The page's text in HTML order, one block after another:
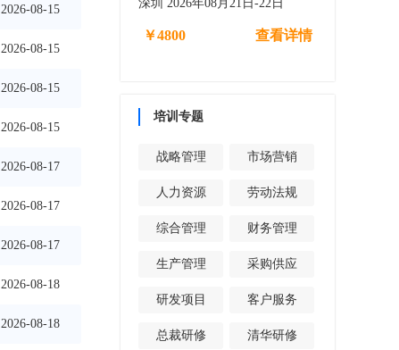
2026-08-15
2026-08-15
2026-08-15
2026-08-15
2026-08-17
2026-08-17
2026-08-17
2026-08-18
2026-08-18
深圳 2026年08月21日-22日
￥4800 查看详情
培训专题
战略管理 市场营销
人力资源 劳动法规
综合管理 财务管理
生产管理 采购供应
研发项目 客户服务
总裁研修 清华研修